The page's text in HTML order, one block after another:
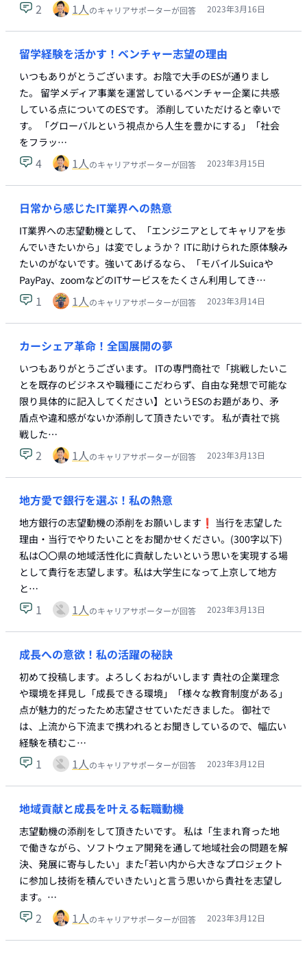
2 1人のキャリアサポーターが回答 2023年3月16日
留学経験を活かす！ベンチャー志望の理由
いつもありがとうございます。お陰で大手のESが通りまし
た。 留学メディア事業を運営しているベンチャー企業に共感
している点についてのESです。 添削していただけると幸いで
す。 「グローバルという視点から人生を豊かにする」「社会
をフラッ…
4 1人のキャリアサポーターが回答 2023年3月15日
日常から感じたIT業界への熱意
IT業界への志望動機として、「エンジニアとしてキャリアを歩
んでいきたいから」は変でしょうか？ ITに助けられた原体験み
たいのがないです。強いてあげるなら、「モバイルSuicaや
PayPay、zoomなどのITサービスをたくさん利用してき…
1 1人のキャリアサポーターが回答 2023年3月14日
カーシェア革命！全国展開の夢
いつもありがとうございます。 ITの専門商社で「挑戦したいこ
とを既存のビジネスや職種にこだわらず、自由な発想で可能な
限り具体的に記入してください】というESのお題があり、矛
盾点や違和感がないか添削して頂きたいです。 私が責社で挑
戦した…
2 1人のキャリアサポーターが回答 2023年3月13日
地方愛で銀行を選ぶ！私の熱意
地方銀行の志望動機の添削をお願いします❗️ 当行を志望した
理由・当行でやりたいことをお聞かせください。(300字以下)
私は〇〇県の地域活性化に貢献したいという思いを実現する場
として貴行を志望します。私は大学生になって上京して地方
と…
1 1人のキャリアサポーターが回答 2023年3月13日
成長への意欲！私の活躍の秘訣
初めて投稿します。よろしくおねがいします 貴社の企業理念
や環境を拝見し「成長できる環境」「様々な教育制度がある」
点が魅力的だったため志望させていただきました。 御社で
は、上流から下流まで携われるとお聞きしているので、幅広い
経験を積むこ…
1 1人のキャリアサポーターが回答 2023年3月12日
地域貢献と成長を叶える転職動機
志望動機の添削をして頂きたいです。 私は「生まれ育った地
で働きながら、ソフトウェア開発を通して地域社会の問題を解
決、発展に寄与したい」また｢若い内から大きなプロジェクト
に参加し技術を積んでいきたい｣と言う思いから貴社を志望し
ます。…
2 1人のキャリアサポーターが回答 2023年3月12日